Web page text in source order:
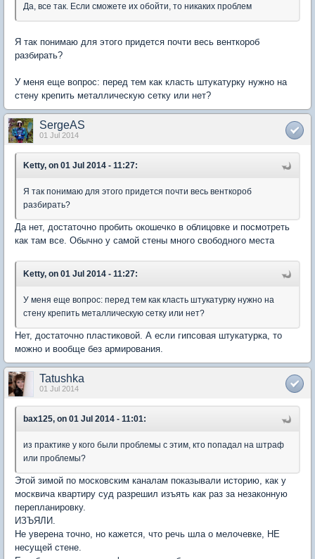
Да, все так. Если сможете их обойти, то никаких проблем
Я так понимаю для этого придется почти весь венткороб
разбирать?
У меня еще вопрос: перед тем как класть штукатурку нужно на
стену крепить металлическую сетку или нет?
SergeAS
01 Jul 2014
Ketty, on 01 Jul 2014 - 11:27:
Я так понимаю для этого придется почти весь венткороб
разбирать?
Да нет, достаточно пробить окошечко в облицовке и посмотреть
как там все. Обычно у самой стены много свободного места
Ketty, on 01 Jul 2014 - 11:27:
У меня еще вопрос: перед тем как класть штукатурку нужно на
стену крепить металлическую сетку или нет?
Нет, достаточно пластиковой. А если гипсовая штукатурка, то
можно и вообще без армирования.
Tatushka
01 Jul 2014
bax125, on 01 Jul 2014 - 11:01:
из практике у кого были проблемы с этим, кто попадал на штраф
или проблемы?
Этой зимой по московским каналам показывали историю, как у
москвича квартиру суд разрешил изъять как раз за незаконную
перепланировку.
ИЗЪЯЛИ.
Не уверена точно, но кажется, что речь шла о мелочевке, НЕ
несущей стене.